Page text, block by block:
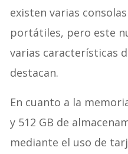
existen varias
portátiles, pero este
varias características
destacan.
En cuanto a la
y 512 GB de
mediante el uso de